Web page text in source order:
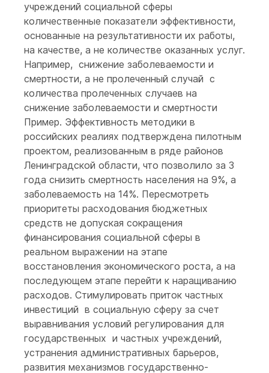
учреждений социальной сферы
количественные показатели эффективности,
основанные на результативности их работы,
на качестве, а не количестве оказанных услуг.
Например, снижение заболеваемости и
смертности, а не пролеченный случай с
количества пролеченных случаев на
снижение заболеваемости и смертности
Пример. Эффективность методики в
российских реалиях подтверждена пилотным
проектом, реализованным в ряде районов
Ленинградской области, что позволило за 3
года снизить смертность населения на 9%, а
заболеваемость на 14%. Пересмотреть
приоритеты расходования бюджетных
средств не допуская сокращения
финансирования социальной сферы в
реальном выражении на этапе
восстановления экономического роста, а на
последующем этапе перейти к наращиванию
расходов. Стимулировать приток частных
инвестиций в социальную сферу за счет
выравнивания условий регулирования для
государственных и частных учреждений,
устранения административных барьеров,
развития механизмов государственно-